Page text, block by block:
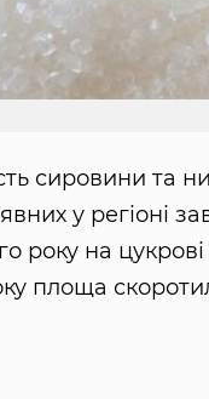
сировини та
у регіоні
року на
площа